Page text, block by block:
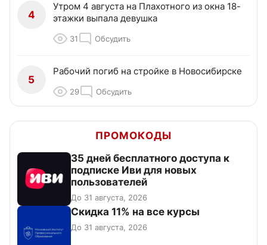
4
Утром 4 августа на Плахотного из окна 18-
этажки выпала девушка
31 Обсудить
5
Рабочий погиб на стройке в Новосибирске
29 Обсудить
ПРОМОКОДЫ
35 дней бесплатного доступа к
подписке Иви для новых
пользователей
До 31 августа, 2026
Скидка 11% на все курсы
До 31 августа, 2026